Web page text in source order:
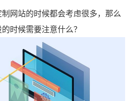
网站的时候都会考虑很多，那么
时候需要注意什么？